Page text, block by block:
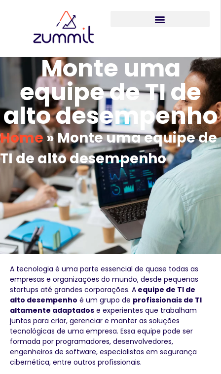
Monte uma
equipe de TI de
alto desempenho
Home»Monte uma equipe de
TI de alto desempenho
A tecnologia é uma parte essencial de quase todas as
empresas e organizações do mundo, desde pequenas
startups até grandes corporações. A equipe de TI de
alto desempenho é um grupo de profissionais de TI
altamente adaptados e experientes que trabalham
juntos para criar, gerenciar e manter as soluções
tecnológicas de uma empresa. Essa equipe pode ser
formada por programadores, desenvolvedores,
engenheiros de software, especialistas em segurança
cibernética, entre outros profissionais.